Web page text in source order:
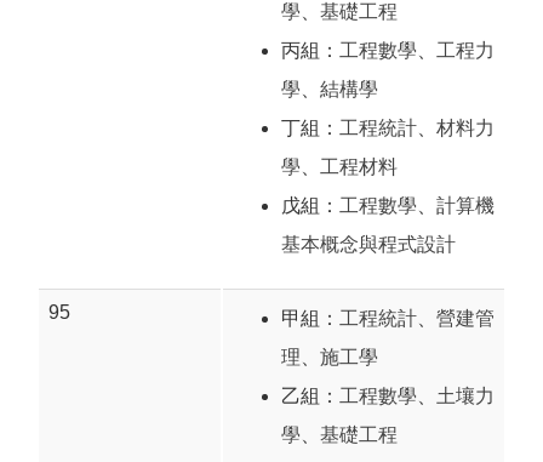
學
基礎工程
丙組： 工程數學
工程力
學
結構學
丁組： 工程統計
材料力
學
工程材料
戊組： 工程數學
計算機
基本概念與程式設計
95 甲組： 工程統計
營建管
理
施工學
乙組： 工程數學
土壤力
學
基礎工程